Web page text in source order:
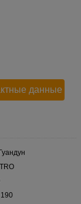
данные
190